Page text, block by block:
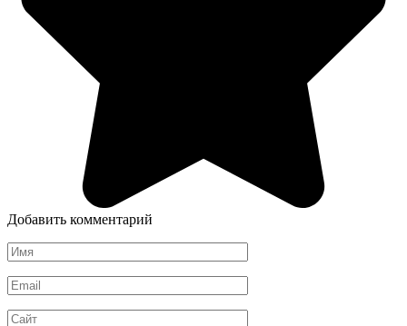
Добавить комментарий
Имя
*
Email
*
Сайт